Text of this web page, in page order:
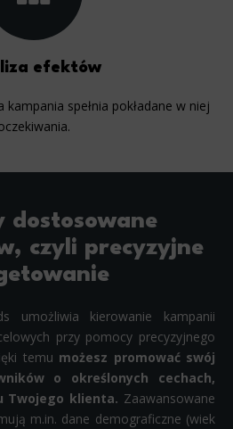
efektów
spełnia pokładane w niej
dostosowane
czyli precyzyjne
umożliwia kierowanie kampanii
przy pomocy precyzyjnego
temu możesz promować swój
o określonych cechach,
Twojego klienta. Zaawansowane
m.in. dane demograficzne (wiek